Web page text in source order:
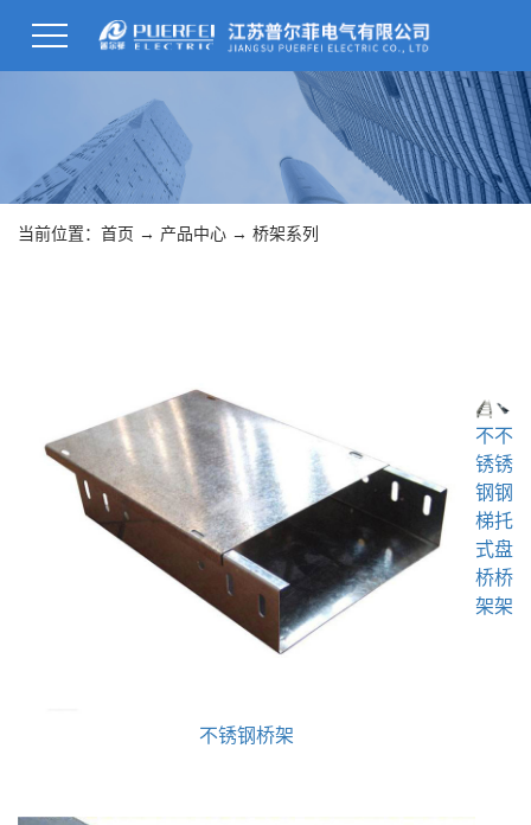
当前位置： 首页 → 产品中心 → 桥架系列
不锈钢桥架
不
锈
钢
梯
式
桥
架
不
锈
钢
托
盘
桥
架